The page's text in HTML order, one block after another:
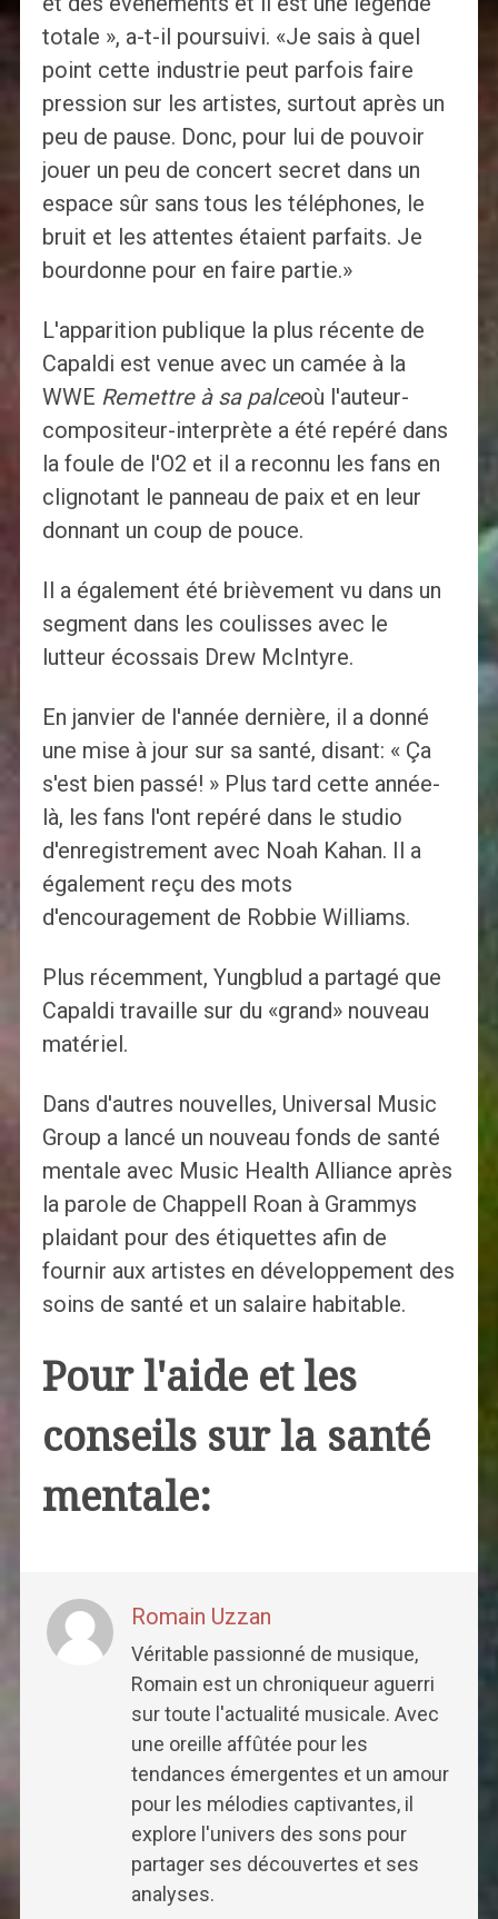
totale », a-t-il poursuivi. «Je sais à quel
point cette industrie peut parfois faire
pression sur les artistes, surtout après un
peu de pause. Donc, pour lui de pouvoir
jouer un peu de concert secret dans un
espace sûr sans tous les téléphones, le
bruit et les attentes étaient parfaits. Je
bourdonne pour en faire partie.»
L'apparition publique la plus récente de
Capaldi est venue avec un camée à la
WWE Remettre à sa palceoù l'auteur-
compositeur-interprète a été repéré dans
la foule de l'O2 et il a reconnu les fans en
clignotant le panneau de paix et en leur
donnant un coup de pouce.
Il a également été brièvement vu dans un
segment dans les coulisses avec le
lutteur écossais Drew McIntyre.
En janvier de l'année dernière, il a donné
une mise à jour sur sa santé, disant: « Ça
s'est bien passé! » Plus tard cette année-
là, les fans l'ont repéré dans le studio
d'enregistrement avec Noah Kahan. Il a
également reçu des mots
d'encouragement de Robbie Williams.
Plus récemment, Yungblud a partagé que
Capaldi travaille sur du «grand» nouveau
matériel.
Dans d'autres nouvelles, Universal Music
Group a lancé un nouveau fonds de santé
mentale avec Music Health Alliance après
la parole de Chappell Roan à Grammys
plaidant pour des étiquettes afin de
fournir aux artistes en développement des
soins de santé et un salaire habitable.
Pour l'aide et les
conseils sur la santé
mentale:
Romain Uzzan
Véritable passionné de musique,
Romain est un chroniqueur aguerri
sur toute l'actualité musicale. Avec
une oreille affûtée pour les
tendances émergentes et un amour
pour les mélodies captivantes, il
explore l'univers des sons pour
partager ses découvertes et ses
analyses.